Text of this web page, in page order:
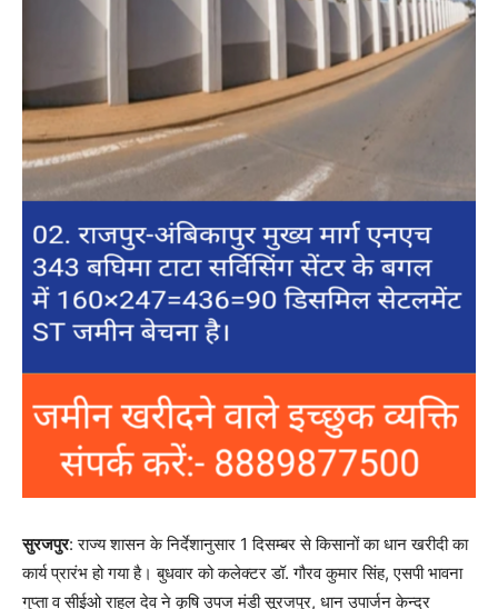
सुरजपुर: राज्य शासन के निर्देशानुसार 1 दिसम्बर से किसानों का धान खरीदी का
कार्य प्रारंभ हो गया है। बुधवार को कलेक्टर डॉ. गौरव कुमार सिंह, एसपी भावना
गुप्ता व सीईओ राहुल देव ने कृषि उपज मंडी सूरजपुर, धान उपार्जन केन्द्र